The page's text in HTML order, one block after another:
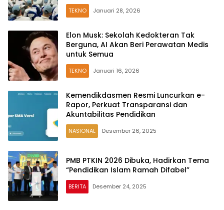
TEKNO Januari 28, 2026
Elon Musk: Sekolah Kedokteran Tak
Berguna, AI Akan Beri Perawatan Medis
untuk Semua
TEKNO Januari 16, 2026
Kemendikdasmen Resmi Luncurkan e-
Rapor, Perkuat Transparansi dan
Akuntabilitas Pendidikan
NASIONAL Desember 26, 2025
PMB PTKIN 2026 Dibuka, Hadirkan Tema
“Pendidikan Islam Ramah Difabel”
BERITA Desember 24, 2025